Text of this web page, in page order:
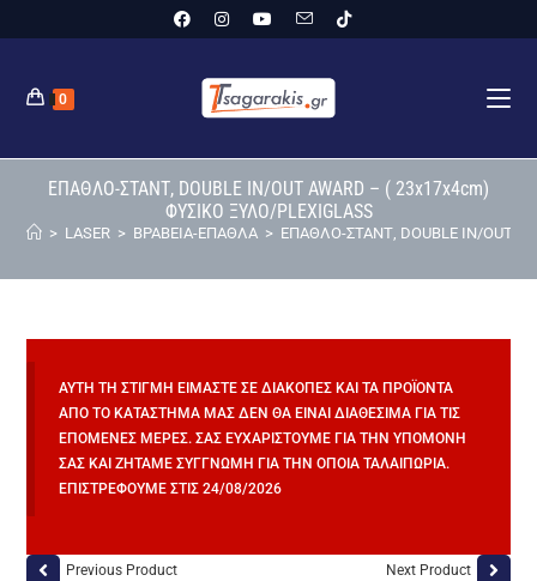
0
ΕΠΑΘΛΟ-ΣΤΑΝΤ, DOUBLE IN/OUT AWARD – ( 23x17x4cm)
ΦΥΣΙΚΟ ΞΥΛΟ/PLEXIGLASS
> LASER > ΒΡΑΒΕΙΑ-ΕΠΑΘΛΑ > ΕΠΑΘΛΟ-ΣΤΑΝΤ, DOUBLE IN/OUT
ΑΥΤΉ ΤΗ ΣΤΙΓΜΉ ΕΊΜΑΣΤΕ ΣΕ ΔΙΑΚΟΠΈΣ ΚΑΙ ΤΑ ΠΡΟΪΌΝΤΑ
ΑΠΌ ΤΟ ΚΑΤΆΣΤΗΜΆ ΜΑΣ ΔΕΝ ΘΑ ΕΊΝΑΙ ΔΙΑΘΈΣΙΜΑ ΓΙΑ ΤΙΣ
ΕΠΌΜΕΝΕΣ ΜΈΡΕΣ. ΣΑΣ ΕΥΧΑΡΙΣΤΟΎΜΕ ΓΙΑ ΤΗΝ ΥΠΟΜΟΝΉ
ΣΑΣ ΚΑΙ ΖΗΤΆΜΕ ΣΥΓΓΝΏΜΗ ΓΙΑ ΤΗΝ ΌΠΟΙΑ ΤΑΛΑΙΠΩΡΊΑ.
ΕΠΙΣΤΡΈΦΟΥΜΕ ΣΤΙΣ 24/08/2026
Previous Product Next Product